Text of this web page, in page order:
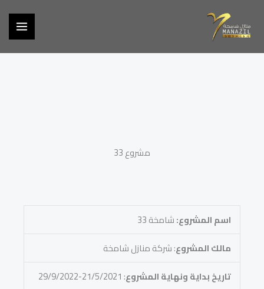
المحتوى
مشروع 33
اسم المشروع:شامخة 33
مالك المشروع: شركة منازل شامخة
تاريخ بداية ونهاية المشروع: 21/5/2021-29/9/2022